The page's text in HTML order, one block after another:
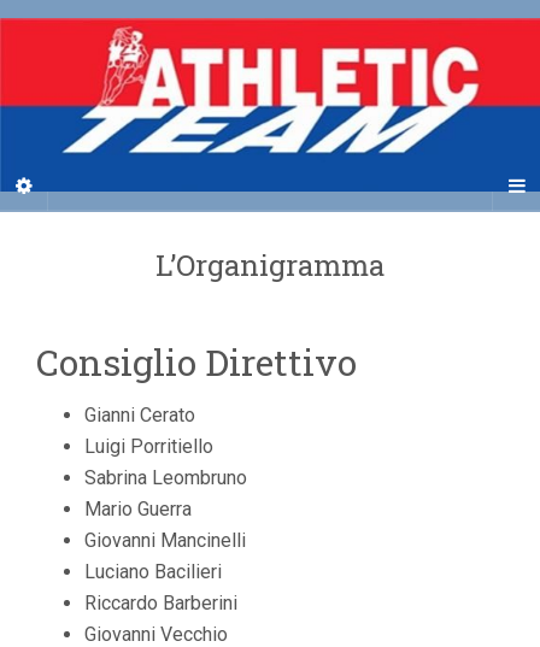
L’Organigramma
Consiglio Direttivo
Gianni Cerato
Luigi Porritiello
Sabrina Leombruno
Mario Guerra
Giovanni Mancinelli
Luciano Bacilieri
Riccardo Barberini
Giovanni Vecchio